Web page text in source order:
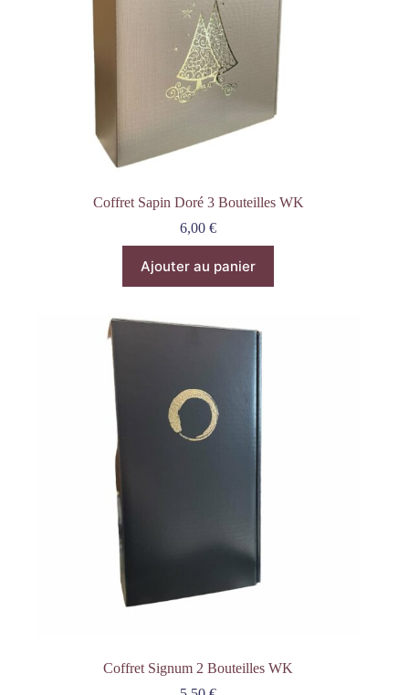
Coffret Sapin Doré 3 Bouteilles WK
6,00€
Ajouter au panier
Coffret Signum 2 Bouteilles WK